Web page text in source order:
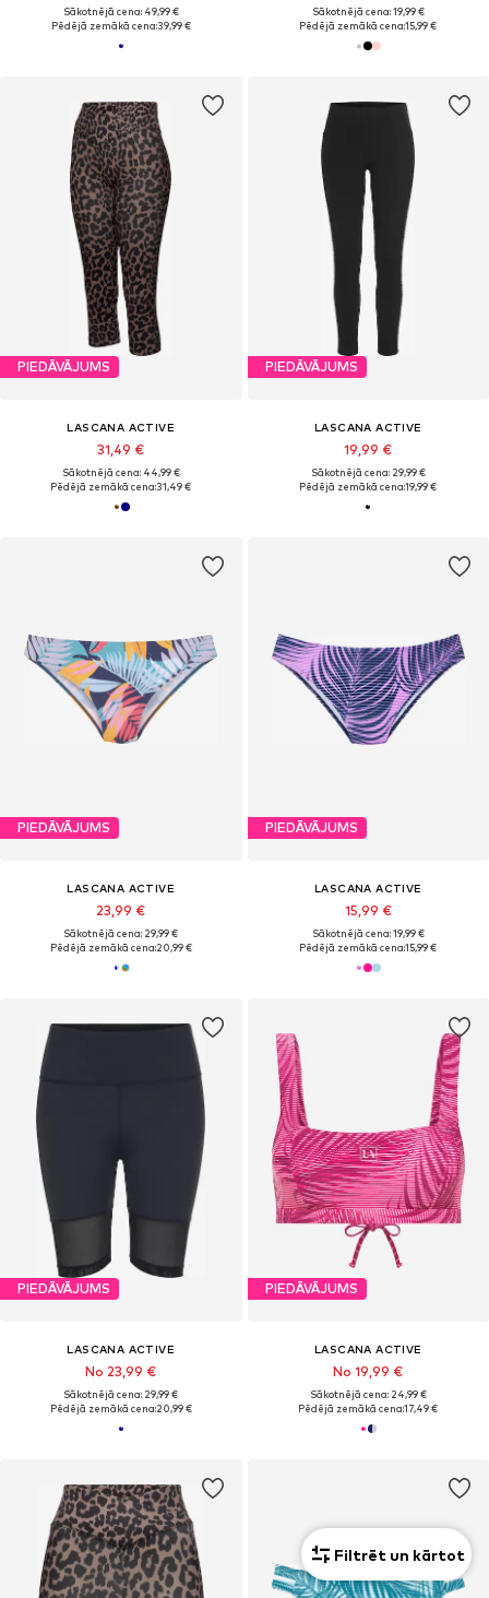
Sākotnējā cena: 49,99 €
Pēdējā zemākā cena:39,99 €
Sākotnējā cena: 19,99 €
Pēdējā zemākā cena:15,99 €
PIEDĀVĀJUMS
LASCANA ACTIVE
31,49 €
Sākotnējā cena: 44,99 €
Pēdējā zemākā cena:31,49 €
PIEDĀVĀJUMS
LASCANA ACTIVE
19,99 €
Sākotnējā cena: 29,99 €
Pēdējā zemākā cena:19,99 €
PIEDĀVĀJUMS
LASCANA ACTIVE
23,99 €
Sākotnējā cena: 29,99 €
Pēdējā zemākā cena:20,99 €
PIEDĀVĀJUMS
LASCANA ACTIVE
15,99 €
Sākotnējā cena: 19,99 €
Pēdējā zemākā cena:15,99 €
PIEDĀVĀJUMS
LASCANA ACTIVE
No 23,99 €
Sākotnējā cena: 29,99 €
Pēdējā zemākā cena:20,99 €
PIEDĀVĀJUMS
LASCANA ACTIVE
No 19,99 €
Sākotnējā cena: 24,99 €
Pēdējā zemākā cena:17,49 €
Filtrēt un kārtot